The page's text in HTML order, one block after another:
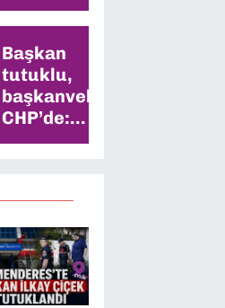
Başkan
tutuklu,
başkanvekili
CHP’de:
Meclis